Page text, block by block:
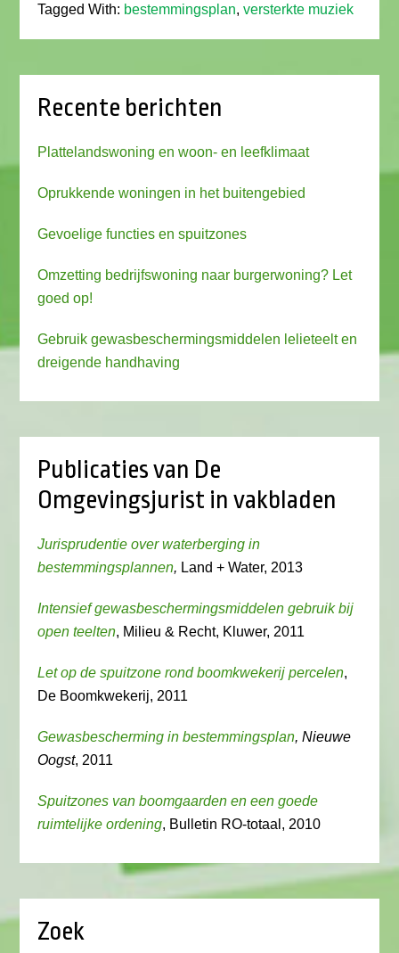
Tagged With: bestemmingsplan,versterkte muziek
Recente berichten
Plattelandswoning en woon- en leefklimaat
Oprukkende woningen in het buitengebied
Gevoelige functies en spuitzones
Omzetting bedrijfswoning naar burgerwoning? Let
goed op!
Gebruik gewasbeschermingsmiddelen lelieteelt en
dreigende handhaving
Publicaties van De
Omgevingsjurist in vakbladen
Jurisprudentie over waterberging in
bestemmingsplannen, Land + Water, 2013
Intensief gewasbeschermingsmiddelen gebruik bij
open teelten, Milieu & Recht, Kluwer, 2011
Let op de spuitzone rond boomkwekerij percelen,
De Boomkwekerij, 2011
Gewasbescherming in bestemmingsplan, Nieuwe
Oogst, 2011
Spuitzones van boomgaarden en een goede
ruimtelijke ordening, Bulletin RO-totaal, 2010
Zoek